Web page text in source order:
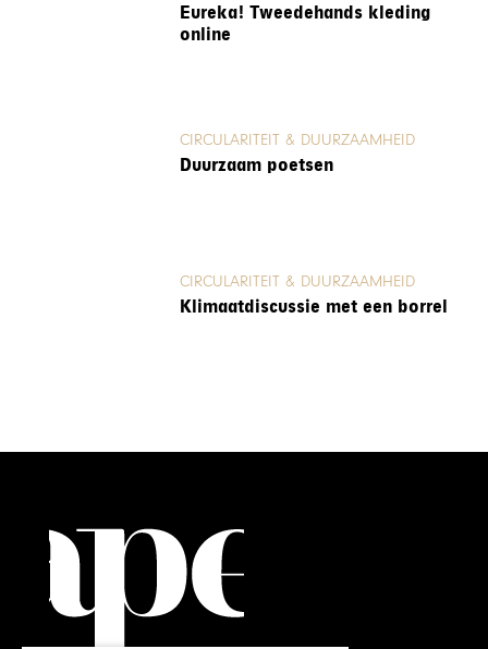
Eureka! Tweedehands kleding
online
CIRCULARITEIT & DUURZAAMHEID
Duurzaam poetsen
CIRCULARITEIT & DUURZAAMHEID
Klimaatdiscussie met een borrel